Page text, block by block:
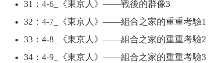
31：4-6_《東京人》——戰後的群像3
32：4-7_《東京人》——組合之家的重重考驗1
33：4-8_《東京人》——組合之家的重重考驗2
34：4-9_《東京人》——組合之家的重重考驗3